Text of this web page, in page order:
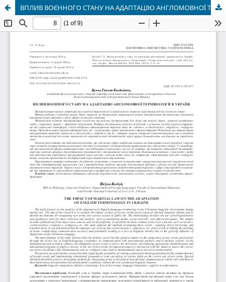
ВПЛИВ ВОЄННОГО СТАНУ НА АДАПТАЦІЮ АНГЛОМОВНОЇ ТЕРМІНОЛОГІЇ В УКРАЇНІ